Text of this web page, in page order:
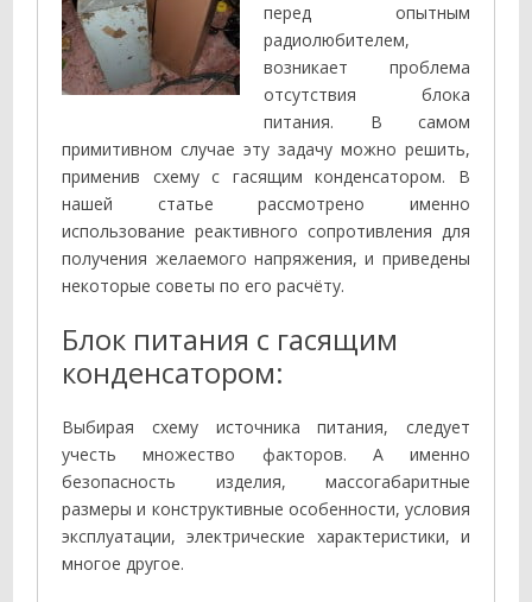
перед опытным
радиолюбителем,
возникает проблема
отсутствия блока
питания. В самом
примитивном случае эту задачу можно решить,
применив схему с гасящим конденсатором. В
нашей статье рассмотрено именно
использование реактивного сопротивления для
получения желаемого напряжения, и приведены
некоторые советы по его расчёту.
Блок питания с гасящим
конденсатором:
Выбирая схему источника питания, следует
учесть множество факторов. А именно
безопасность изделия, массогабаритные
размеры и конструктивные особенности, условия
эксплуатации, электрические характеристики, и
многое другое.